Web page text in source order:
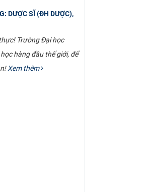
DƯỢC SĨ (ĐH DƯỢC),
Trường Đại học
hàng đầu thế giới, để
Xem thêm